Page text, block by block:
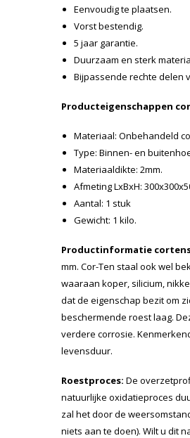
Eenvoudig te plaatsen.
Vorst bestendig.
5 jaar garantie.
Duurzaam en sterk
Bijpassende rechte delen
Producteigenschappen
Materiaal: Onbehandeld
Type: Binnen- en
Materiaaldikte: 2mm.
Afmeting LxBxH:
Aantal: 1 stuk
Gewicht: 1 kilo.
Productinformatie
mm. Cor-Ten staal ook wel
waaraan koper, silicium,
dat de eigenschap bezit om
beschermende roest laag.
verdere corrosie.
levensduur.
Roestproces: De
natuurlijke oxidatieproces
zal het door de
niets aan te doen). Wilt u dit